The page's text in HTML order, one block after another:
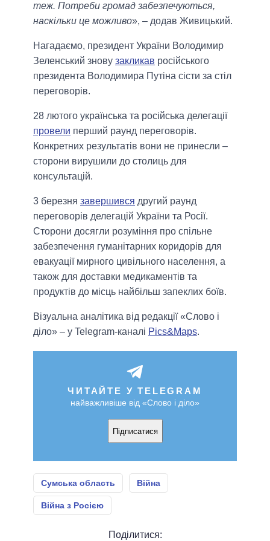
теж. Потреби громад забезпечуються,
наскільки це можливо», – додав Живицький.
Нагадаємо, президент України Володимир
Зеленський знову закликав російського
президента Володимира Путіна сісти за стіл
переговорів.
28 лютого українська та російська делегації
провели перший раунд переговорів.
Конкретних результатів вони не принесли –
сторони вирушили до столиць для
консультацій.
3 березня завершився другий раунд
переговорів делегацій України та Росії.
Сторони досягли розуміння про спільне
забезпечення гуманітарних коридорів для
евакуації мирного цивільного населення, а
також для доставки медикаментів та
продуктів до місць найбільш запеклих боїв.
Візуальна аналітика від редакції «Слово і
діло» – у Telegram-каналі Pics&Maps.
ЧИТАЙТЕ У TELEGRAM
найважливіше від «Слово і діло»
Підписатися
Сумська область Війна
Війна з Росією
Поділитися: